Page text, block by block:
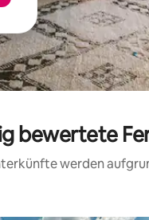
bewertete
werden